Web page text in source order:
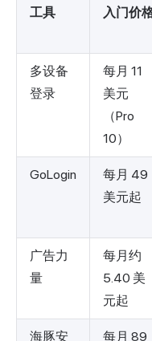
工具 入门价
多设备
登录
每月 11
美元
（Pro
10）
GoLogin
每月 49
美元起
广告力
量
每月约
5.40 美
元起
海豚安
每月 89